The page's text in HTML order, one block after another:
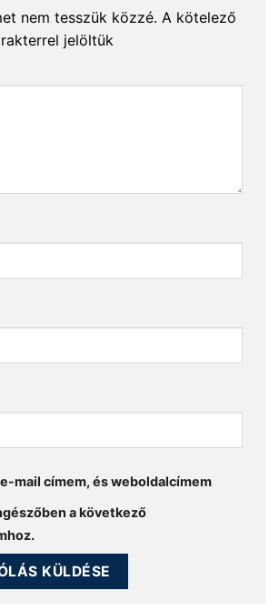
nem tesszük közzé. A kötelező
jelöltük
mail címem, és weboldalcímem
a következő